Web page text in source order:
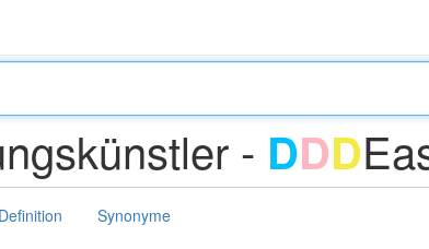
- DDD
Definition Synonyme